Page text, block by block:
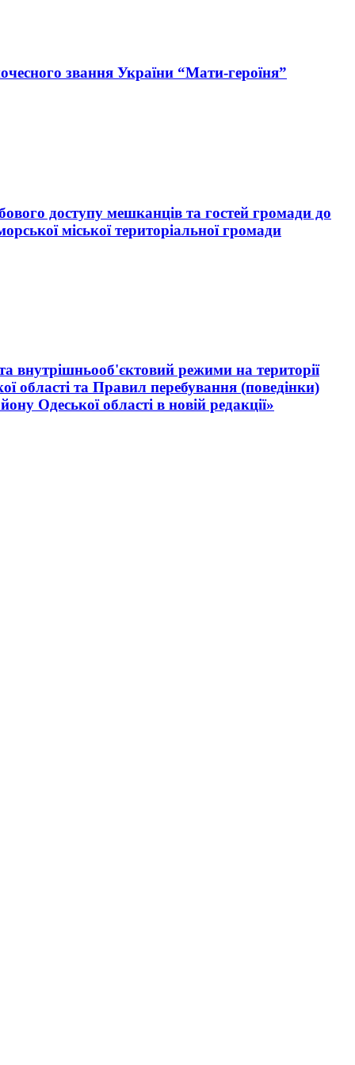
звання України “Мати-героїня”
доступу мешканців та гостей громади до
міської територіальної громади
внутрішньооб'єктовий режими на території
області та Правил перебування (поведінки)
Одеської області в новій редакції»